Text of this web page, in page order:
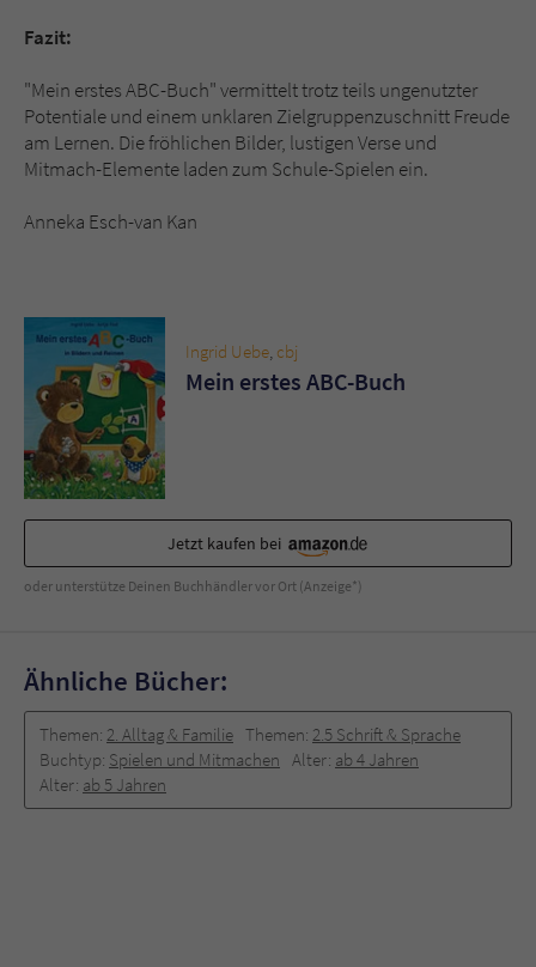
Fazit:
"Mein erstes ABC-Buch" vermittelt trotz teils ungenutzter
Potentiale und einem unklaren Zielgruppenzuschnitt Freude
am Lernen. Die fröhlichen Bilder, lustigen Verse und
Mitmach-Elemente laden zum Schule-Spielen ein.
Anneka Esch-van Kan
Ingrid Uebe, cbj
Mein erstes ABC-Buch
Jetzt kaufen bei
oder unterstütze Deinen Buchhändler vor Ort (Anzeige*)
Ähnliche Bücher:
Themen: 2. Alltag & Familie Themen: 2.5 Schrift & Sprache
Buchtyp: Spielen und Mitmachen Alter: ab 4 Jahren
Alter: ab 5 Jahren